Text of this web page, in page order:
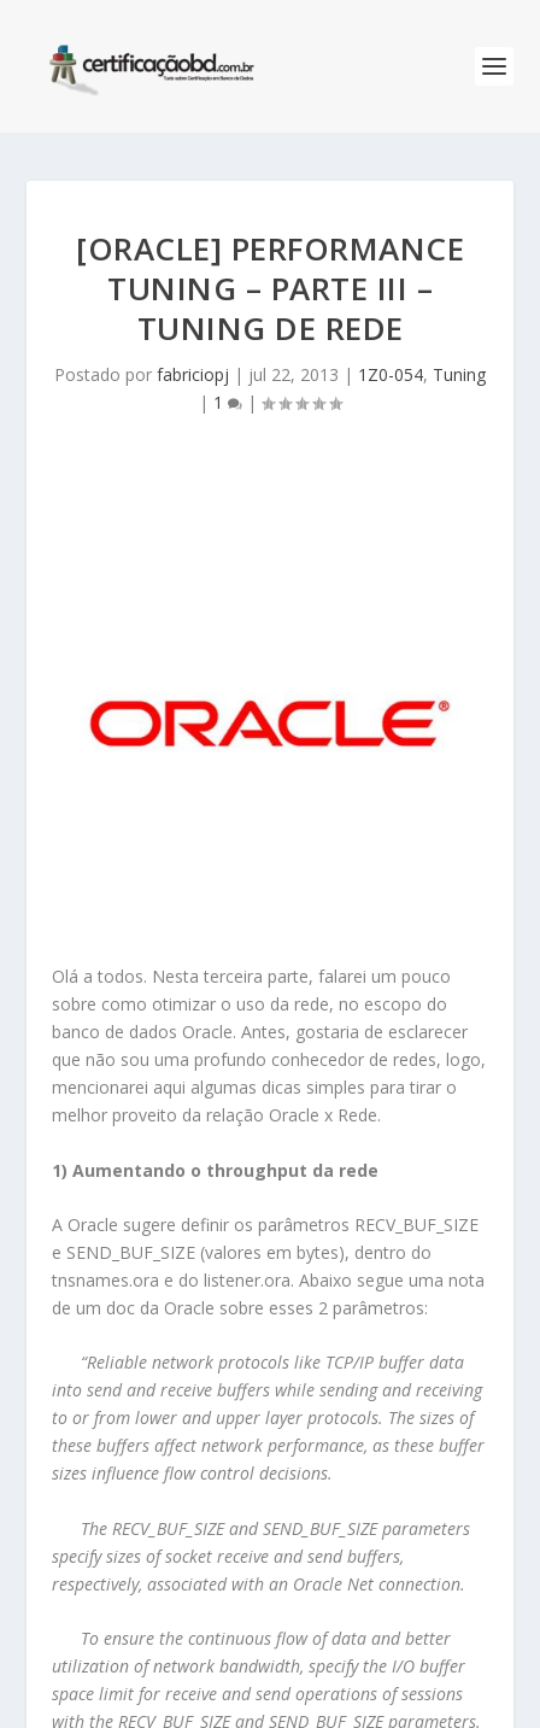
[ORACLE] PERFORMANCE
TUNING – PARTE III –
TUNING DE REDE
Postado por fabriciopj | jul 22, 2013 | 1Z0-054, Tuning
| 1 |
Olá a todos. Nesta terceira parte, falarei um pouco
sobre como otimizar o uso da rede, no escopo do
banco de dados Oracle. Antes, gostaria de esclarecer
que não sou uma profundo conhecedor de redes, logo,
mencionarei aqui algumas dicas simples para tirar o
melhor proveito da relação Oracle x Rede.
1) Aumentando o throughput da rede
A Oracle sugere definir os parâmetros RECV_BUF_SIZE
e SEND_BUF_SIZE (valores em bytes), dentro do
tnsnames.ora e do listener.ora. Abaixo segue uma nota
de um doc da Oracle sobre esses 2 parâmetros:
“Reliable network protocols like TCP/IP buffer data
into send and receive buffers while sending and receiving
to or from lower and upper layer protocols. The sizes of
these buffers affect network performance, as these buffer
sizes influence flow control decisions.
The RECV_BUF_SIZE and SEND_BUF_SIZE parameters
specify sizes of socket receive and send buffers,
respectively, associated with an Oracle Net connection.
To ensure the continuous flow of data and better
utilization of network bandwidth, specify the I/O buffer
space limit for receive and send operations of sessions
with the RECV_BUF_SIZE and SEND_BUF_SIZE parameters.